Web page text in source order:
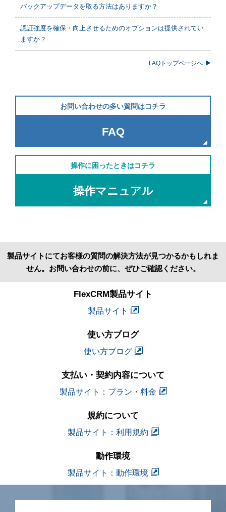
バックアップデータを取る方法はありますか？
認証強度を確保・向上させるためのオプションは提供されてい
ますか？
FAQトップページへ
お問い合わせの多い質問はコチラ
FAQ
操作に困ったときはコチラ
操作マニュアル
製品サイトにてお客様の質問の解決方法が見つかるかもしれま
せん。お問い合わせの前に、ぜひご確認ください。
FlexCRM製品サイト
製品サイト
使い方ブログ
使い方ブログ
支払い・契約内容について
製品サイト：プラン・料金
規約について
製品サイト：利用規約
動作環境
製品サイト：動作環境